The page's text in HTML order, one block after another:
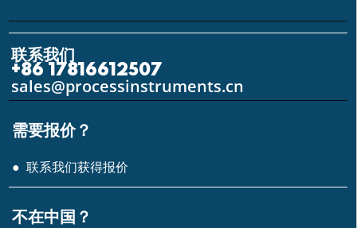
联系我们
+86 17816612507
sales@processinstruments.cn
需要报价？
● 联系我们获得报价
不在中国？